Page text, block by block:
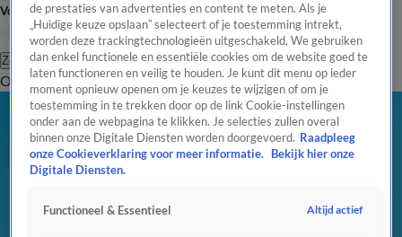
Volg Hart van Nederland
Zoeken
OverzichtRegioUitzendingenWeerTip de redactiePanelVideo's
de prestaties van advertenties en content te meten. Als je
„Huidige keuze opslaan” selecteert of je toestemming intrekt,
worden deze trackingtechnologieën uitgeschakeld. We gebruiken
dan enkel functionele en essentiële cookies om de website goed te
laten functioneren en veilig te houden. Je kunt dit menu op ieder
moment opnieuw openen om je keuzes te wijzigen of om je
toestemming in te trekken door op de link Cookie-instellingen
onder aan de webpagina te klikken. Je selecties zullen overal
binnen onze Digitale Diensten worden doorgevoerd. Raadpleeg
onze Cookieverklaring voor meer informatie.
Bekijk hier onze
Digitale Diensten.
Functioneel & Essentieel Altijd actief